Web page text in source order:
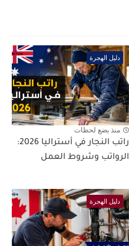
دليل الهجرة
منذ بضع لحظات
راتب النجار في أستراليا 2026:
الرواتب وشروط العمل
دليل الهجرة